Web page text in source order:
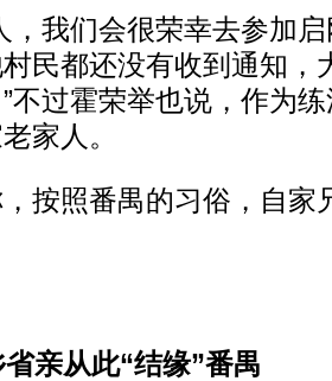
我们会很荣幸去参加启
民都还没有收到通知，
不过霍荣举也说，作为
家人。
照番禺的习俗，自家
从此“结缘”番禺